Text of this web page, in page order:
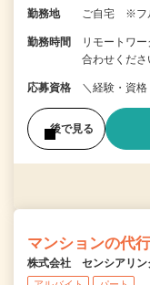
勤務地 ご自宅 ※フ
勤務時間
リモートワ
合わせくださ
応募資格 ＼経験・資
後で見る
マンションの代
株式会社 センシアリン